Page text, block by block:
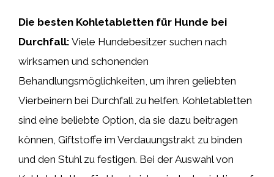
Die besten Kohletabletten für Hunde bei
Durchfall: Viele Hundebesitzer suchen nach
wirksamen und schonenden
Behandlungsmöglichkeiten, um ihren geliebten
Vierbeinern bei Durchfall zu helfen. Kohletabletten
sind eine beliebte Option, da sie dazu beitragen
können, Giftstoffe im Verdauungstrakt zu binden
und den Stuhl zu festigen. Bei der Auswahl von